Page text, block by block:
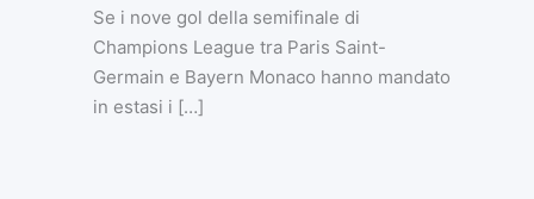
Se i nove gol della semifinale di
Champions League tra Paris Saint-
Germain e Bayern Monaco hanno mandato
in estasi i […]